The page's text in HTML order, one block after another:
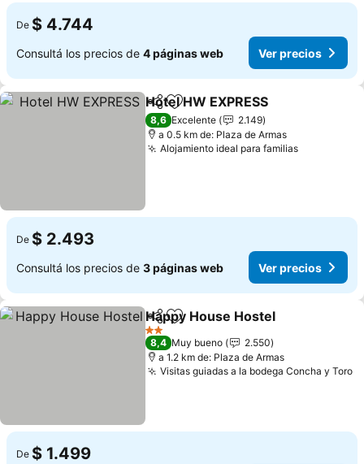
De $ 4.744
Consultá los precios de 4 páginas web Ver precios
CompartirAñadir a favoritos
Hotel HW EXPRESS
8,6 Excelente
2.149
a 0.5 km de: Plaza de Armas
Alojamiento ideal para familiasVer
De $ 2.493
Consultá los precios de 3 páginas web Ver precios
CompartirAñadir a favoritos
Happy House Hostel
2 Estrellas
8,4 Muy bueno
2.550
a 1.2 km de: Plaza de Armas
Visitas guiadas a la bodega Concha y Toro
De $ 1.499